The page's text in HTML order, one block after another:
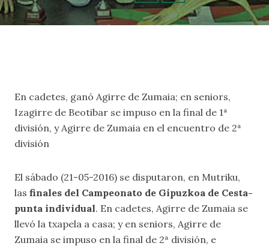
En cadetes, ganó Agirre de Zumaia; en seniors,
Izagirre de Beotibar se impuso en la final de 1ª
división, y Agirre de Zumaia en el encuentro de 2ª
división
El sábado (21-05-2016) se disputaron, en Mutriku,
las finales del Campeonato de Gipuzkoa de Cesta-
punta individual. En cadetes, Agirre de Zumaia se
llevó la txapela a casa; y en seniors, Agirre de
Zumaia se impuso en la final de 2ª división, e